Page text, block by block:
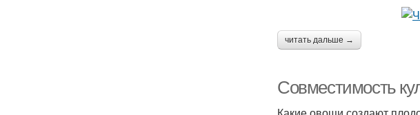
читать дальше →
Совместимость